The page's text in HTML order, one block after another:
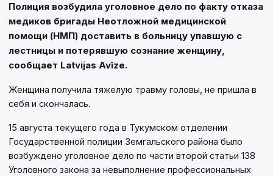
Полиция возбудила уголовное дело по факту отказа
медиков бригады Неотложной медицинской
помощи (НМП) доставить в больницу упавшую с
лестницы и потерявшую сознание женщину,
сообщает Latvijas Avīze.
Женщина получила тяжелую травму головы, не пришла в
себя и скончалась.
15 августа текущего года в Тукумском отделении
Государственной полиции Земгальского района было
возбуждено уголовное дело по части второй статьи 138
Уголовного закона за невыполнение профессиональных